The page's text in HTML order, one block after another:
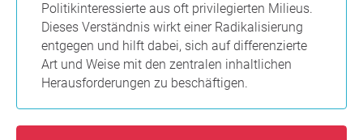
Politikinteressierte aus oft privilegierten Milieus.
Dieses Verständnis wirkt einer Radikalisierung
entgegen und hilft dabei, sich auf differenzierte
Art und Weise mit den zentralen inhaltlichen
Herausforderungen zu beschäftigen.